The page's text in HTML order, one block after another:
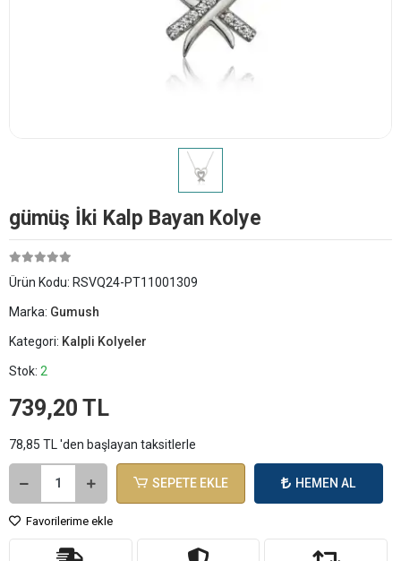
​gümüş İki Kalp Bayan Kolye
Ürün Kodu: RSVQ24-PT11001309
Marka: Gumush
Kategori: Kalpli Kolyeler
Stok: 2
739,20 TL
78,85 TL 'den başlayan taksitlerle
SEPETE EKLE HEMEN AL
Favorilerime ekle